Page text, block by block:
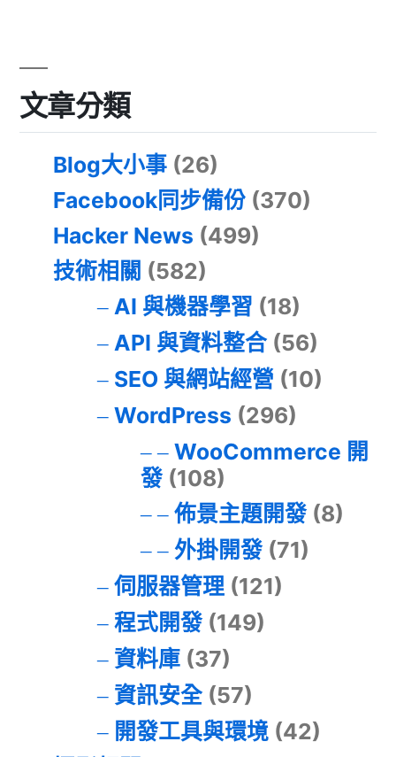
文章分類
Blog大小事 (26)
Facebook同步備份 (370)
Hacker News (499)
技術相關 (582)
AI 與機器學習 (18)
API 與資料整合(56)
SEO 與網站經營 (10)
WordPress (296)
WooCommerce 開
發(108)
佈景主題開發(8)
外掛開發(71)
伺服器管理(121)
程式開發(149)
資料庫(37)
資訊安全(57)
開發工具與環境(42)